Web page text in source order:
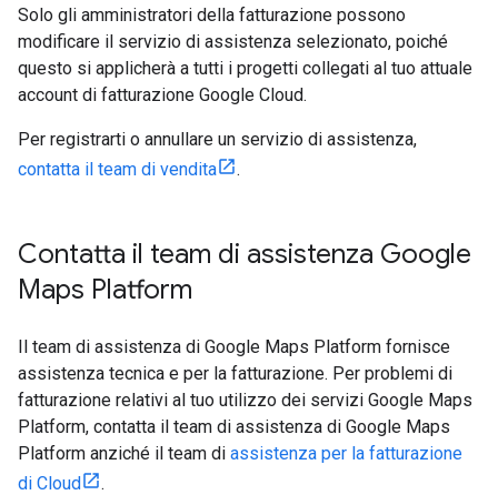
Solo gli amministratori della fatturazione possono
modificare il servizio di assistenza selezionato, poiché
questo si applicherà a tutti i progetti collegati al tuo attuale
account di fatturazione Google Cloud.
Per registrarti o annullare un servizio di assistenza,
contatta il team di vendita
.
Contatta il team di assistenza Google
Maps Platform
Il team di assistenza di Google Maps Platform fornisce
assistenza tecnica e per la fatturazione. Per problemi di
fatturazione relativi al tuo utilizzo dei servizi Google Maps
Platform, contatta il team di assistenza di Google Maps
Platform anziché il team di assistenza per la fatturazione
di Cloud
.